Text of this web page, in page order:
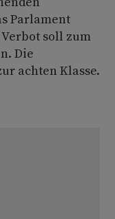
Parlament
soll zum
Die
achten Klasse.